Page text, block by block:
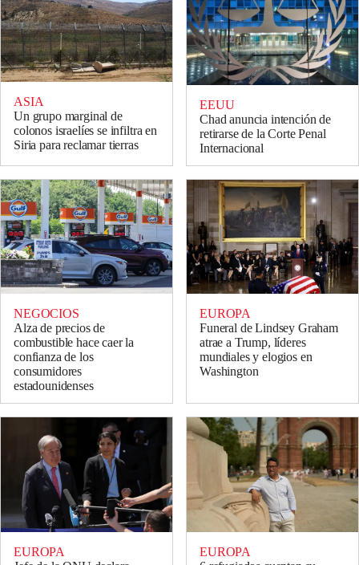
ASIA
Un grupo marginal de
colonos israelíes se infiltra en
Siria para reclamar tierras
EEUU
Chad anuncia intención de
retirarse de la Corte Penal
Internacional
NEGOCIOS
Alza de precios de
combustible hace caer la
confianza de los
consumidores
estadounidenses
EUROPA
Funeral de Lindsey Graham
atrae a Trump, líderes
mundiales y elogios en
Washington
EUROPA
EUROPA